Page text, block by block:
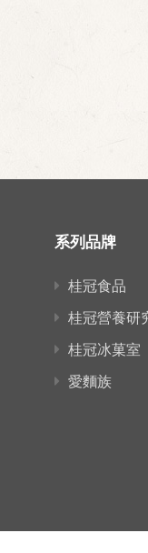
系列品牌
桂冠食品
桂冠營養研
桂冠冰菓室
愛麵族